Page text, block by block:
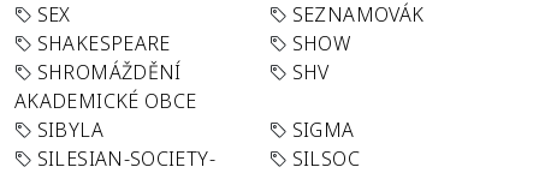
SEX
SEZNAMOVÁK
SHAKESPEARE
SHOW
SHROMÁŽDĚNÍ
AKADEMICKÉ OBCE
SHV
SIBYLA
SIGMA
SILESIAN-SOCIETY-
SILSOC